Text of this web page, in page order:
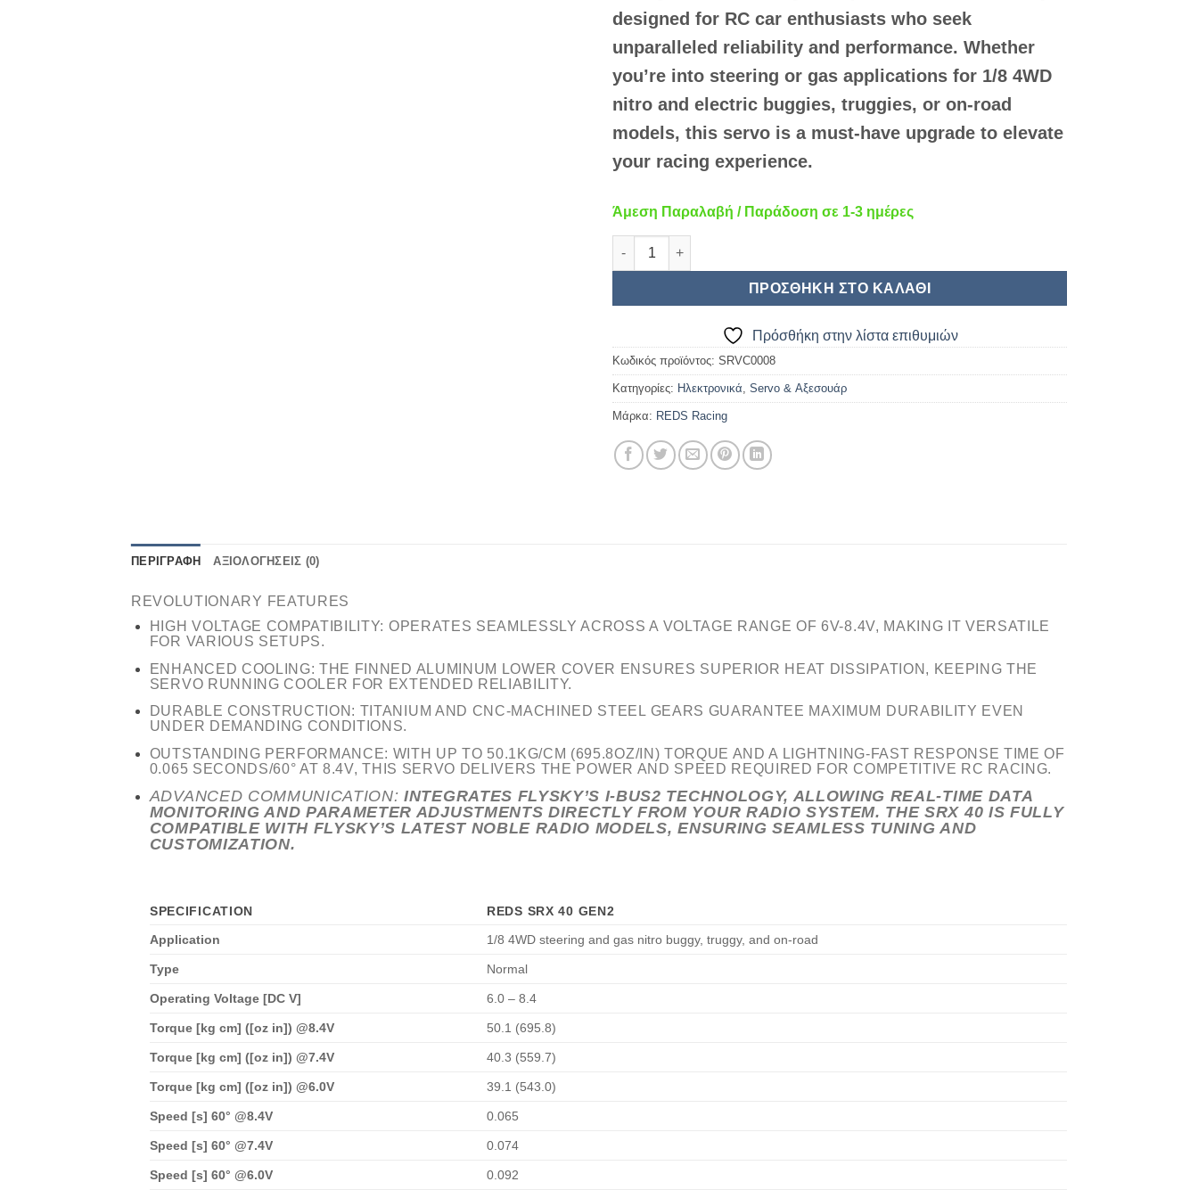
135,00 €.
designed for RC car enthusiasts who seek
unparalleled reliability and performance. Whether
you’re into steering or gas applications for 1/8 4WD
nitro and electric buggies, truggies, or on-road
models, this servo is a must-have upgrade to elevate
your racing experience.
Άμεση Παραλαβή / Παράδοση σε 1-3 ημέρες
REDS SERVO SRX 40 GEN2 NEW ποσότητα
ΠΡΟΣΘΉΚΗ ΣΤΟ ΚΑΛΆΘΙ
Πρόσθήκη στην λίστα επιθυμιών
Κωδικός προϊόντος: SRVC0008
Κατηγορίες: Ηλεκτρονικά Servo & Αξεσουάρ
Μάρκα: REDS Racing
ΠΕΡΙΓΡΑΦΉ ΑΞΙΟΛΟΓΉΣΕΙΣ (0)
REVOLUTIONARY FEATURES
HIGH VOLTAGE COMPATIBILITY: OPERATES SEAMLESSLY ACROSS A VOLTAGE RANGE OF 6V-8.4V, MAKING IT VERSATILE
FOR VARIOUS SETUPS.
ENHANCED COOLING: THE FINNED ALUMINUM LOWER COVER ENSURES SUPERIOR HEAT DISSIPATION, KEEPING THE
SERVO RUNNING COOLER FOR EXTENDED RELIABILITY.
DURABLE CONSTRUCTION: TITANIUM AND CNC-MACHINED STEEL GEARS GUARANTEE MAXIMUM DURABILITY EVEN
UNDER DEMANDING CONDITIONS.
OUTSTANDING PERFORMANCE: WITH UP TO 50.1KG/CM (695.8OZ/IN) TORQUE AND A LIGHTNING-FAST RESPONSE TIME OF
0.065 SECONDS/60° AT 8.4V, THIS SERVO DELIVERS THE POWER AND SPEED REQUIRED FOR COMPETITIVE RC RACING.
ADVANCED COMMUNICATION: INTEGRATES FLYSKY’S I-BUS2 TECHNOLOGY, ALLOWING REAL-TIME DATA
MONITORING AND PARAMETER ADJUSTMENTS DIRECTLY FROM YOUR RADIO SYSTEM. THE SRX 40 IS FULLY
COMPATIBLE WITH FLYSKY’S LATEST NOBLE RADIO MODELS, ENSURING SEAMLESS TUNING AND
CUSTOMIZATION.
SPECIFICATION
REDS SRX 40 GEN2
Application
1/8 4WD steering and gas nitro buggy, truggy, and on-road
Type Normal
Operating Voltage [DC V] 6.0 – 8.4
Torque [kg cm] ([oz in]) @8.4V 50.1 (695.8)
Torque [kg cm] ([oz in]) @7.4V 40.3 (559.7)
Torque [kg cm] ([oz in]) @6.0V 39.1 (543.0)
Speed [s] 60° @8.4V 0.065
Speed [s] 60° @7.4V 0.074
Speed [s] 60° @6.0V 0.092